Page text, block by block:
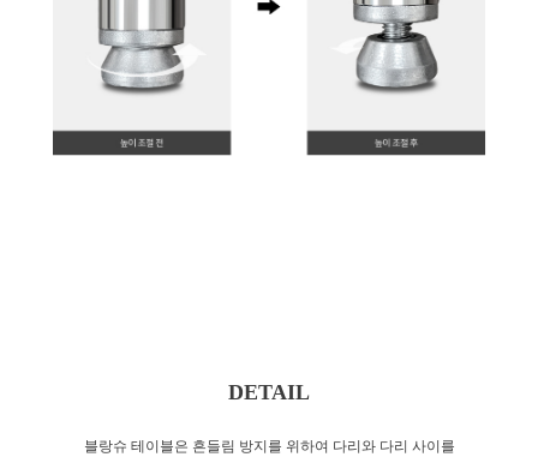
DETAIL
블랑슈 테이블은 흔들림 방지를 위하여 다리와 다리 사이를